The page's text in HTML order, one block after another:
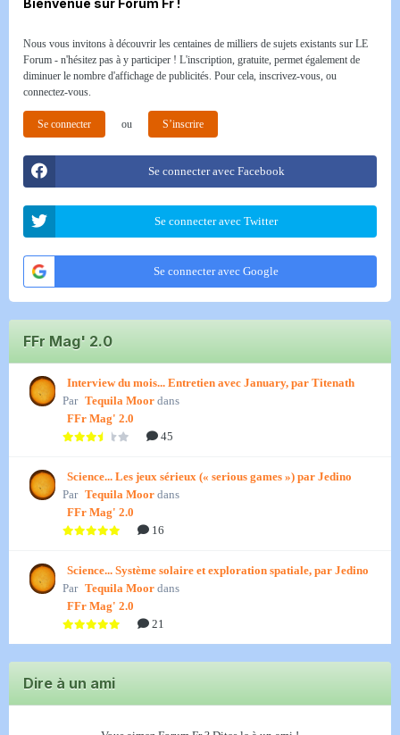
Bienvenue sur Forum Fr !
Nous vous invitons à découvrir les centaines de milliers de sujets existants sur LE
Forum - n'hésitez pas à y participer ! L'inscription, gratuite, permet également de
diminuer le nombre d'affichage de publicités. Pour cela, inscrivez-vous, ou
connectez-vous.
Se connecter ou S’inscrire
Se connecter avec Facebook
Se connecter avec Twitter
Se connecter avec Google
FFr Mag' 2.0
Interview du mois... Entretien avec January, par Titenath
Par Tequila Moor dans
FFr Mag' 2.0
45
Science... Les jeux sérieux (« serious games ») par Jedino
Par Tequila Moor dans
FFr Mag' 2.0
16
Science... Système solaire et exploration spatiale, par Jedino
Par Tequila Moor dans
FFr Mag' 2.0
21
Dire à un ami